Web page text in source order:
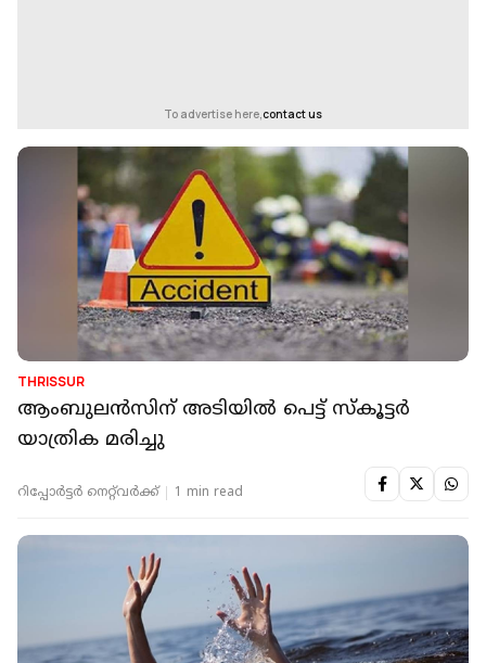
To advertise here,contact us
THRISSUR
ആംബുലന്‍സിന് അടിയില്‍ പെട്ട് സ്‌കൂട്ടര്‍
യാത്രിക മരിച്ചു
റിപ്പോർട്ടർ നെറ്റ്‌വര്‍ക്ക്‌ 1 min read